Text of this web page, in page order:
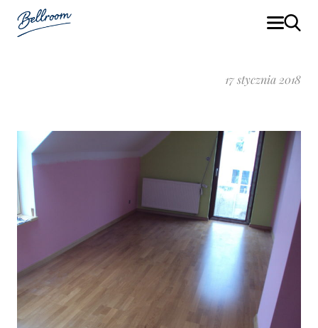
17 stycznia 2018